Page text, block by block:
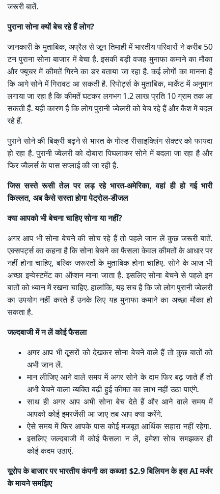
जरूरी बातें.
पुराना सोना क्यों बेच रहे हैं लोग?
जानकारी के मुताबिक, अप्रैल से जून तिमाही में भारतीय परिवारों ने करीब 50
टन पुराना सोना बाजार में बेचा है. इसकी बड़ी वजह मुनाफा कमाने का मौका
और फ्यूचर में कीमतें गिरने का डर बताया जा रहा है. कई लोगों का मानना है
कि आगे सोने में गिरावट आ सकती है. रिपोर्ट्स के मुताबिक, मार्केट में अनुमान
लगाया जा रहा है कि कीमतें घटकर लगभग 1.2 लाख प्रति 10 ग्राम तक आ
सकती हैं. यही कारण है कि लोग पुरानी ज्वेलरी को बेच रहे हैं और कैश में बदल
रहे हैं.
पुराने सोने की बिक्री बढ़ने से भारत के गोल्ड रीसाइक्लिंग सेक्टर को फायदा
हो रहा है. पुरानी ज्वेलरी को दोबारा पिघलाकर सोने में बदला जा रहा है और
फिर ज्वैलर्स के पास सप्लाई की जा रही है.
जिस सस्ते रूसी तेल पर लड़ रहे भारत-अमेरिका, वहां ही हो गई भारी
किल्लत, अब कैसे सस्ता होगा पेट्रोल-डीजल
क्या आपको भी बेचना चाहिए सोना या नहीं?
अगर आप भी सोना बेचने की सोच रहे हैं तो पहले जान लें कुछ जरूरी बातें.
एक्सपर्ट्स का कहना है कि सोना बेचने का फैसला केवल कीमतों के आधार पर
नहीं होना चाहिए, बल्कि जरूरतों के मुताबिक होना चाहिए. सोने के आज भी
अच्छा इन्वेस्टमेंट का ऑप्शन माना जाता है. इसलिए सोना बेचने से पहले इन
बातों को ध्यान में रखना चाहिए. हालांकि, यह सच है कि जो लोग पुरानी ज्वेलरी
का उपयोग नहीं करते हैं उनके लिए यह मुनाफा कमाने का अच्छा मौका हो
सकता है.
जल्दबाजी में न लें कोई फैसला
अगर आप भी दूसरों को देखकर सोना बेचने वाले हैं तो कुछ बातों को
अभी जान लें.
मान लीजिए आने वाले समय में अगर सोने के दाम फिर बढ़ जाते हैं तो
अभी बेचने वाला व्यक्ति बढ़ी हुई कीमत का लाभ नहीं उठा पाएंगे.
साथ ही अगर आप अभी सोना बेच देते हैं और आने वाले समय में
आपको कोई इमरजेंसी आ जाए तब आप क्या करेंगे.
ऐसे समय में फिर आपके पास कोई मजबूत आर्थिक सहारा नहीं रहेगा.
इसलिए जल्दबाजी में कोई फैसला न लें, हमेशा सोच समझकर ही
कोई कदम उठाएं.
यूरोप के बाजार पर भारतीय कंपनी का कब्जा! $2.9 बिलियन के इस AI मर्जर
के मायने समझिए